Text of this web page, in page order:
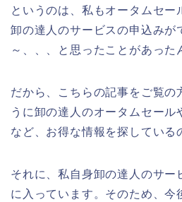
というのは、私もオータムセー
卸の達人のサービスの申込みが
～、、、と思ったことがあった
だから、こちらの記事をご覧の
うに卸の達人のオータムセール
など、お得な情報を探している
それに、私自身卸の達人のサー
に入っています。そのため、今